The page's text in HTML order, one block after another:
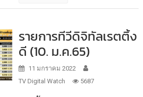
รายการทีวีดิจิทัลเรตติ้ง
ดี (10. ม.ค.65)
11 มกราคม 2022
TV Digital Watch
5687